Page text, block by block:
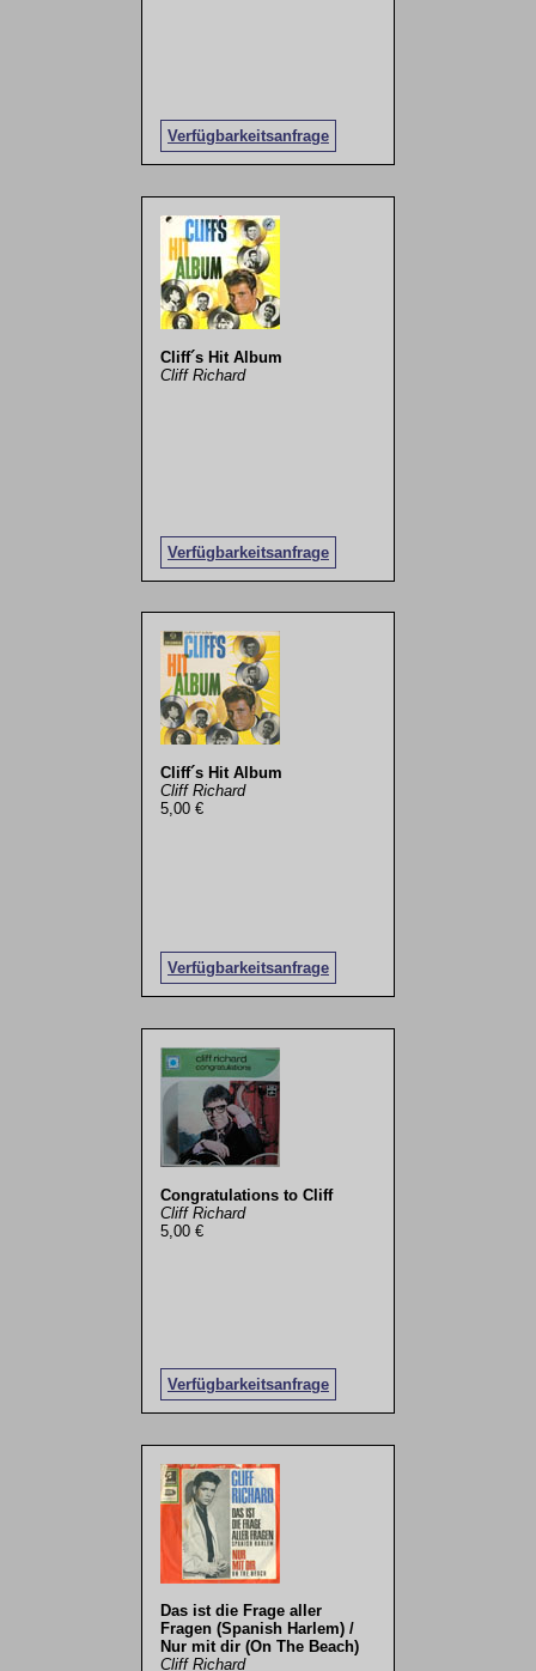
Verfügbarkeitsanfrage
Cliff´s Hit Album
Cliff Richard
Verfügbarkeitsanfrage
Cliff´s Hit Album
Cliff Richard
5,00 €
Verfügbarkeitsanfrage
Congratulations to Cliff
Cliff Richard
5,00 €
Verfügbarkeitsanfrage
Das ist die Frage aller
Fragen (Spanish Harlem) /
Nur mit dir (On The Beach)
Cliff Richard